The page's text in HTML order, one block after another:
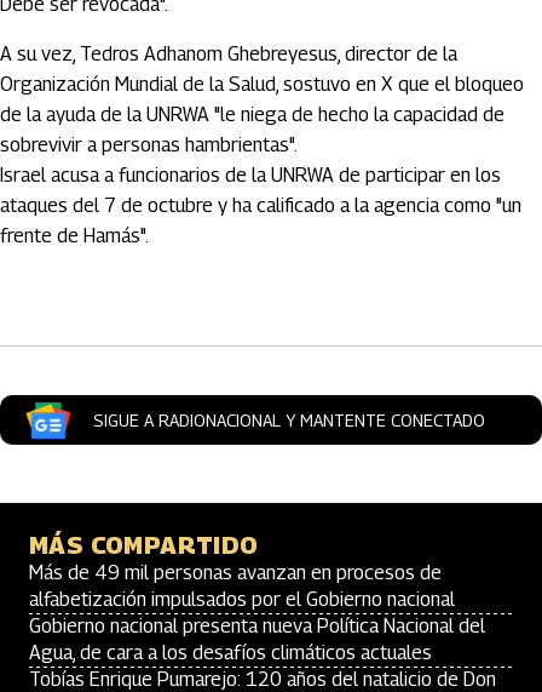
A su vez, Tedros Adhanom Ghebreyesus, director de la
Organización Mundial de la Salud, sostuvo en X que el bloqueo
de la ayuda de la UNRWA "le niega de hecho la capacidad de
sobrevivir a personas hambrientas".
Israel acusa a funcionarios de la UNRWA de participar en los
ataques del 7 de octubre y ha calificado a la agencia como "un
frente de Hamás".
SIGUE A RADIONACIONAL Y MANTENTE CONECTADO
MÁS COMPARTIDO
Más de 49 mil personas avanzan en procesos de
alfabetización impulsados por el Gobierno nacional
Gobierno nacional presenta nueva Política Nacional del
Agua, de cara a los desafíos climáticos actuales
Tobías Enrique Pumarejo: 120 años del natalicio de Don